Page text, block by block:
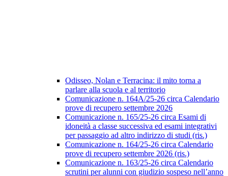
Odisseo, Nolan e Terracina: il mito torna a
parlare alla scuola e al territorio
Comunicazione n. 164A/25-26 circa Calendario
prove di recupero settembre 2026
Comunicazione n. 165/25-26 circa Esami di
idoneità a classe successiva ed esami integrativi
per passaggio ad altro indirizzo di studi (ris.)
Comunicazione n. 164/25-26 circa Calendario
prove di recupero settembre 2026 (ris.)
Comunicazione n. 163/25-26 circa Calendario
scrutini per alunni con giudizio sospeso nell’anno